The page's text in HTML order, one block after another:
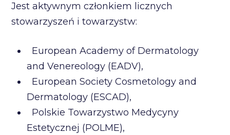
Jest aktywnym członkiem licznych
stowarzyszeń i towarzystw:
European Academy of Dermatology
and Venereology (EADV),
European Society Cosmetology and
Dermatology (ESCAD),
Polskie Towarzystwo Medycyny
Estetycznej (POLME),